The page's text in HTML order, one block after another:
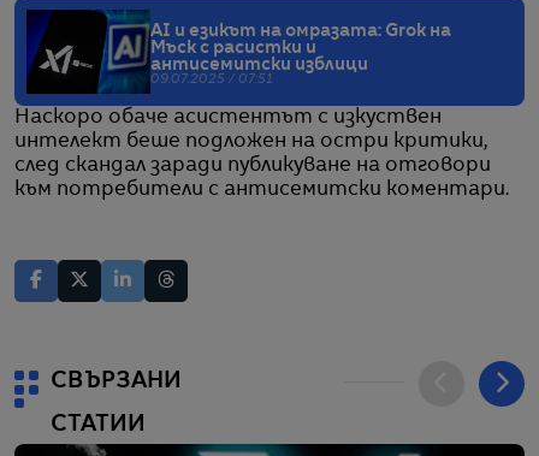
AI и езикът на омразата: Grok на
Мъск с расистки и
антисемитски изблици
09.07.2025 / 07:51
Наскоро обаче асистентът с изкуствен
интелект беше подложен на остри критики,
след скандал заради публикуване на отговори
към потребители с антисемитски коментари.
СВЪРЗАНИ
СТАТИИ